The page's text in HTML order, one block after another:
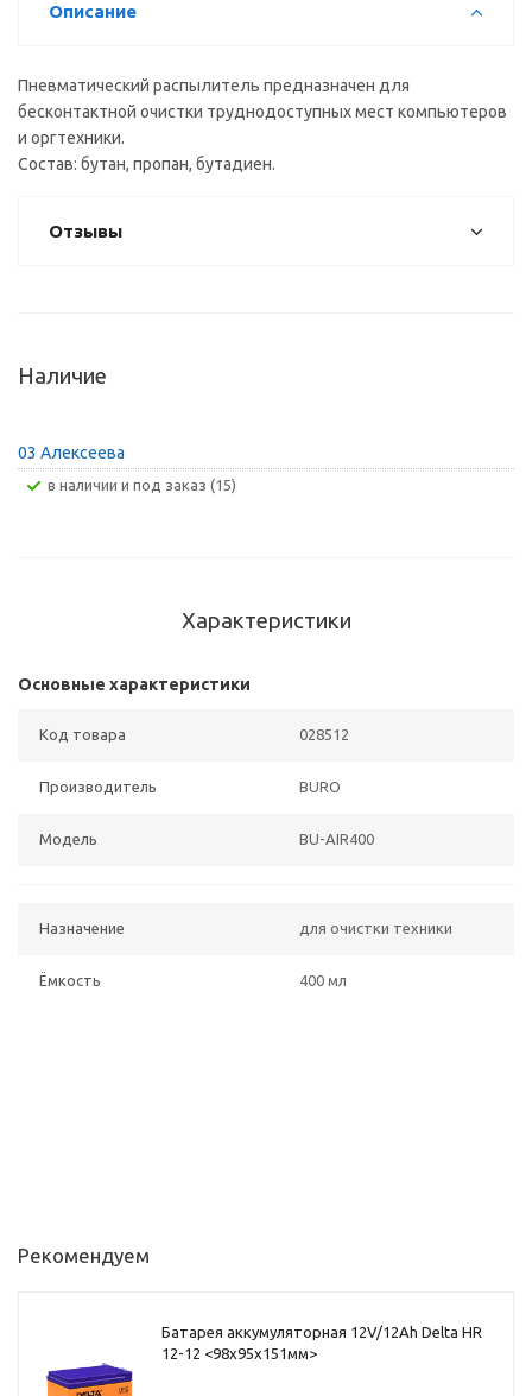
Описание
Пневматический распылитель предназначен для
бесконтактной очистки труднодоступных мест компьютеров
и оргтехники.
Состав: бутан, пропан, бутадиен.
Отзывы
Наличие
03 Алексеева
В наличии и под заказ (15)
Характеристики
Основные характеристики
Код товара 028512
Производитель BURO
Модель BU-AIR400
Назначение для очистки техники
Ёмкость 400 мл
Рекомендуем
Батарея аккумуляторная 12V/12Ah Delta HR
12-12 <98x95x151мм>